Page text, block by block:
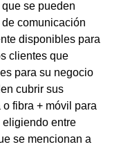
se pueden
comunicación
disponibles para
clientes que
para su negocio
cubrir sus
fibra + móvil para
entre
se mencionan a